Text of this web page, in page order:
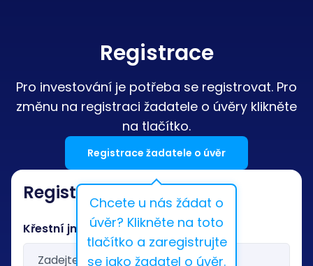
Registrace
Pro investování je potřeba se registrovat. Pro
změnu na registraci žadatele o úvěry klikněte
na tlačítko.
Registrace žadatele o úvěr
Chcete u nás žádat o
úvěr? Klikněte na toto
tlačítko a zaregistrujte
se jako žadatel o úvěr.
Registrace pro investory
Křestní jméno